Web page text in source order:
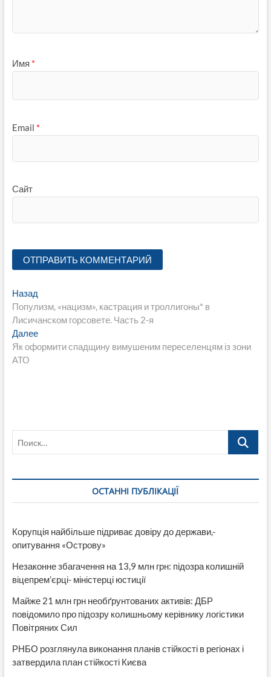
Имя *
Email *
Сайт
Навигация
по
записям
НазадПредыдущая
запись:
Популизм, «нацизм», кастрация и троллигоны* в
Лисичанском горсовете. Часть 2-я
ДалееСледующая
запись:
Як оформити спадщину вимушеним переселенцям із зони
АТО
Поиск…
ОСТАННІ ПУБЛІКАЦІЇ
Корупція найбільше підриває довіру до держави,-
опитування «Острову»
Незаконне збагачення на 13,9 млн грн: підозра колишній
віцепрем’єрці- міністерці юстиції
Майже 21 млн грн необґрунтованих активів: ДБР
повідомило про підозру колишньому керівнику логістики
Повітряних Сил
РНБО розглянула виконання планів стійкості в регіонах і
затвердила план стійкості Києва